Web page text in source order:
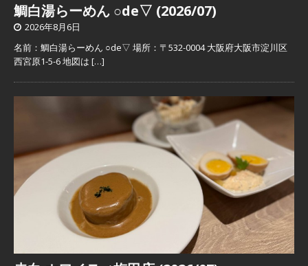
鯛白湯らーめん ○de▽ (2026/07)
2026年8月6日
名前：鯛白湯らーめん ○de▽ 場所：〒532-0004 大阪府大阪市淀川区
西宮原1-5-6 地図は […]